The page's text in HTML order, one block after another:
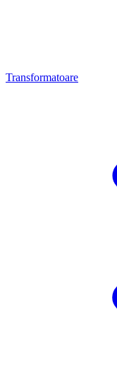
Transformatoare